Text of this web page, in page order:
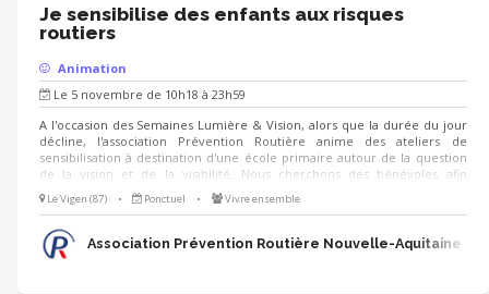
Je sensibilise des enfants aux risques
routiers
Animation
Le 5 novembre de 10h18 à 23h59
A l'occasion des Semaines Lumière & Vision, alors que la durée du jour
décline, l'association Prévention Routière anime des ateliers de
sensibilisation à destination d'une école primaire autour de la question
de la vision et de la visibilité. Nous cherchons des bénévoles afin
d'animer des ateliers ludiques et simples à prendre en main : - quiz -
jeux de cherche et trouve - jeux de cartes - ... Nous serons ravis de vous
Le Vigen (87) • Ponctuel • Vivre ensemble
Association Prévention Routière Nouvelle-Aquitaine